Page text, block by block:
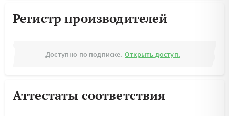
Регистр производителей
Доступно по подписке. Открыть доступ.
Аттестаты соответствия